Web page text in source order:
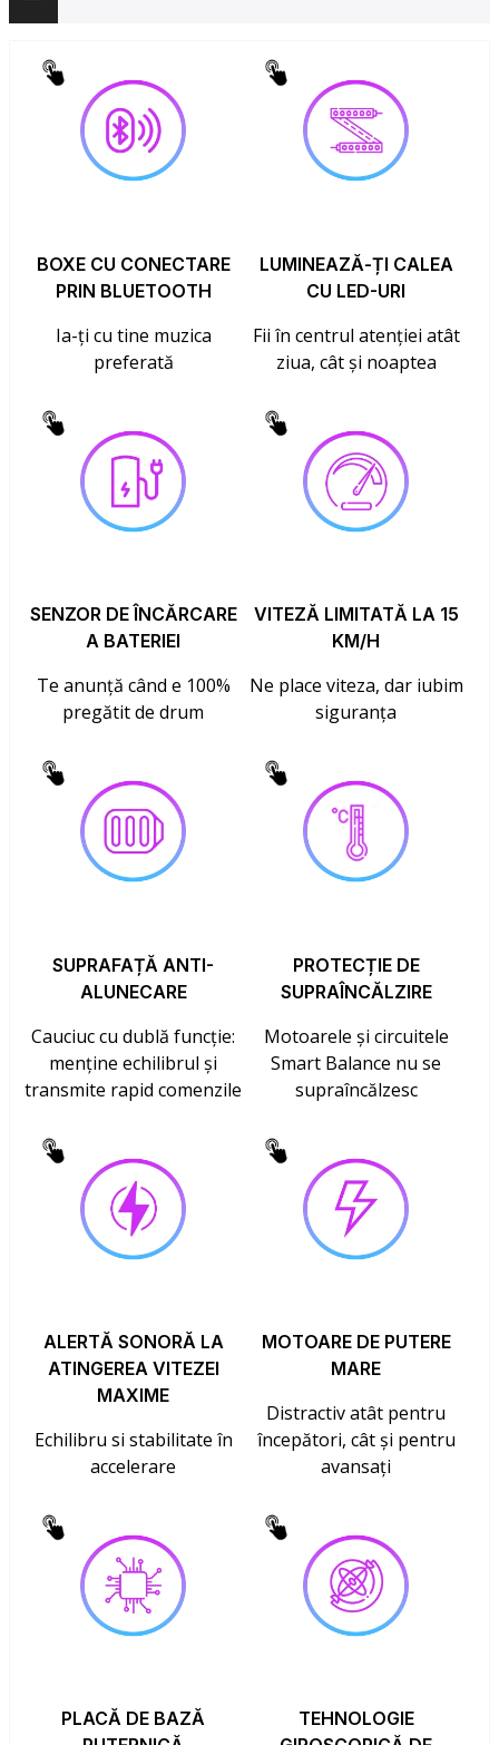
BOXE CU CONECTARE
PRIN BLUETOOTH
Ia-ți cu tine muzica
preferată
LUMINEAZĂ-ȚI CALEA
CU LED-URI
Fii în centrul atenției atât
ziua, cât și noaptea
SENZOR DE ÎNCĂRCARE
A BATERIEI
Te anunță când e 100%
pregătit de drum
VITEZĂ LIMITATĂ LA 15
KM/H
Ne place viteza, dar iubim
siguranța
SUPRAFAȚĂ ANTI-
ALUNECARE
Cauciuc cu dublă funcție:
menține echilibrul și
transmite rapid comenzile
PROTECȚIE DE
SUPRAÎNCĂLZIRE
Motoarele și circuitele
Smart Balance nu se
supraîncălzesc
ALERTĂ SONORĂ LA
ATINGEREA VITEZEI
MAXIME
Echilibru si stabilitate în
accelerare
MOTOARE DE PUTERE
MARE
Distractiv atât pentru
începători, cât și pentru
avansați
PLACĂ DE BAZĂ
TEHNOLOGIE